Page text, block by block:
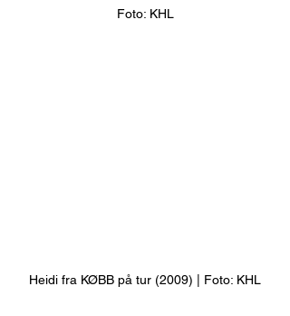
Foto: KHL
Heidi fra KØBB på tur (2009) | Foto: KHL